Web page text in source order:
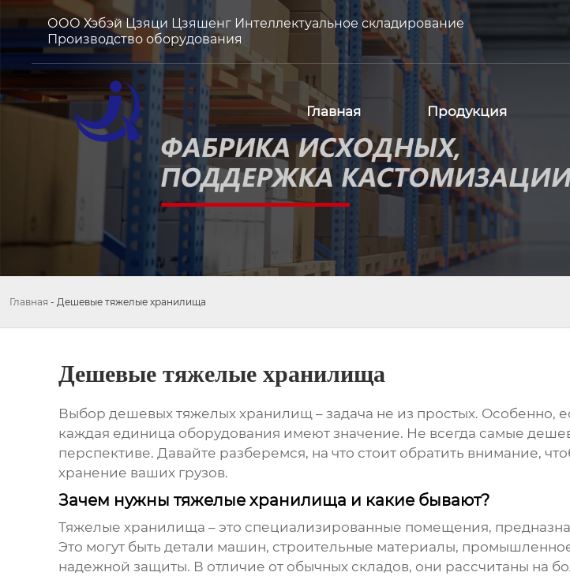
ООО Хэбэй Цзяци Цзяшенг Интеллектуальное складирование
Производство оборудования
Главная Продукция
Главная - Дешевые тяжелые хранилища
Дешевые тяжелые хранилища
Выбор дешевых тяжелых хранилищ– задача не из простых. Особенно,
каждая единица оборудования имеют значение. Не всегда самые
перспективе. Давайте разберемся, на что стоит обратить внимание,
хранение ваших грузов.
Зачем нужны тяжелые хранилища и какие бывают?
Тяжелые хранилища – это специализированные помещения,
Это могут быть детали машин, строительные материалы,
надежной защиты. В отличие от обычных складов, они рассчитаны на